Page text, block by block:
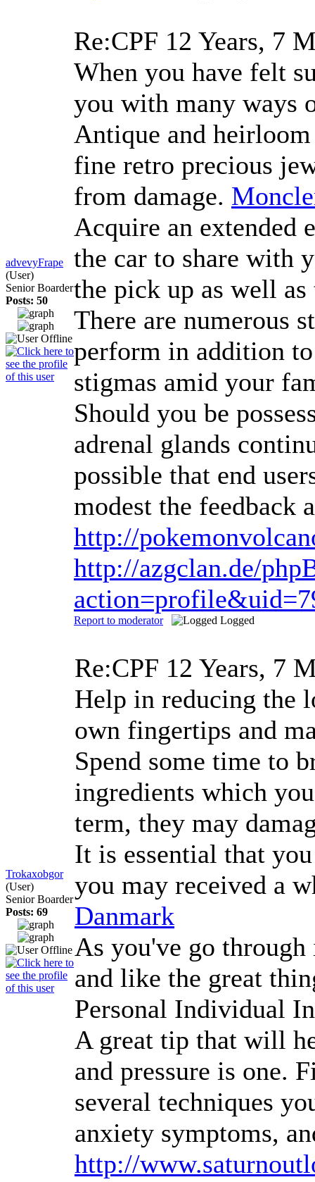
advevyFrape
(User)
Senior Boarder
Posts: 50
Re:CPF 12 Years, 7
When you have felt
you with many ways
Antique and
fine retro precious
from damage.
Acquire an
the car to share with
the pick up as well
There are numerous
perform in addition
stigmas amid your
Should you be
adrenal glands
possible that end
modest the feedback
http://
http://azgclan.de/
Report to moderator Logged
Trokaxobgor
(User)
Senior Boarder
Posts: 69
Re:CPF 12 Years, 7
Help in reducing the
own fingertips and
Spend some time to
ingredients which
term, they may
It is essential that
you may received a
Danmark
As you've go
and like the great
Personal Individual
A great tip that will
and pressure is one.
several techniques
anxiety symptoms,
http://